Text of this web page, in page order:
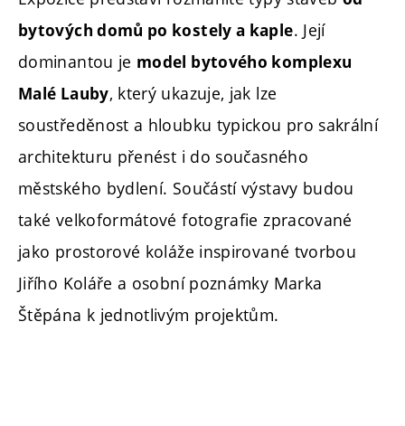
bytových domů po kostely a kaple. Její
dominantou je model bytového komplexu
Malé Lauby, který ukazuje, jak lze
soustředěnost a hloubku typickou pro sakrální
architekturu přenést i do současného
městského bydlení. Součástí výstavy budou
také velkoformátové fotografie zpracované
jako prostorové koláže inspirované tvorbou
Jiřího Koláře a osobní poznámky Marka
Štěpána k jednotlivým projektům.